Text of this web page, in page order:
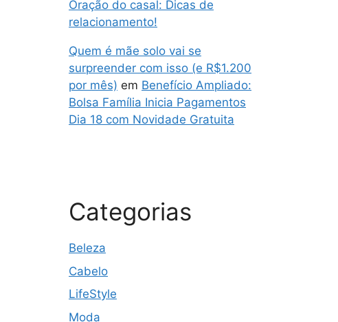
Oração do casal: Dicas de
relacionamento!
Quem é mãe solo vai se
surpreender com isso (e R$1.200
por mês) em Benefício Ampliado:
Bolsa Família Inicia Pagamentos
Dia 18 com Novidade Gratuita
Categorias
Beleza
Cabelo
LifeStyle
Moda